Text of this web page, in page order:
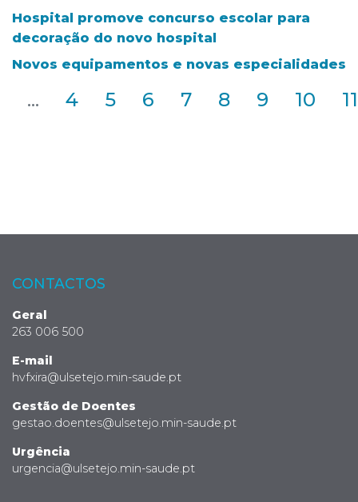
Hospital promove concurso escolar para
decoração do novo hospital
Novos equipamentos e novas especialidades
... 4 5 6 7 8 9 10 11
CONTACTOS
Geral
263 006 500
E-mail
hvfxira@ulsetejo.min-saude.pt
Gestão de Doentes
gestao.doentes@ulsetejo.min-saude.pt
Urgência
urgencia@ulsetejo.min-saude.pt